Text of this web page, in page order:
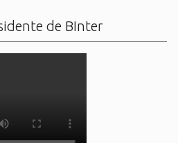
de BInter